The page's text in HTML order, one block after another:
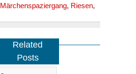
Märchenspaziergang, Riesen,
Related
Posts